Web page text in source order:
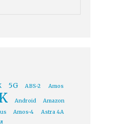
5G ABS-2 Amos
Android
Amazon
Amos-4
Astra 4A